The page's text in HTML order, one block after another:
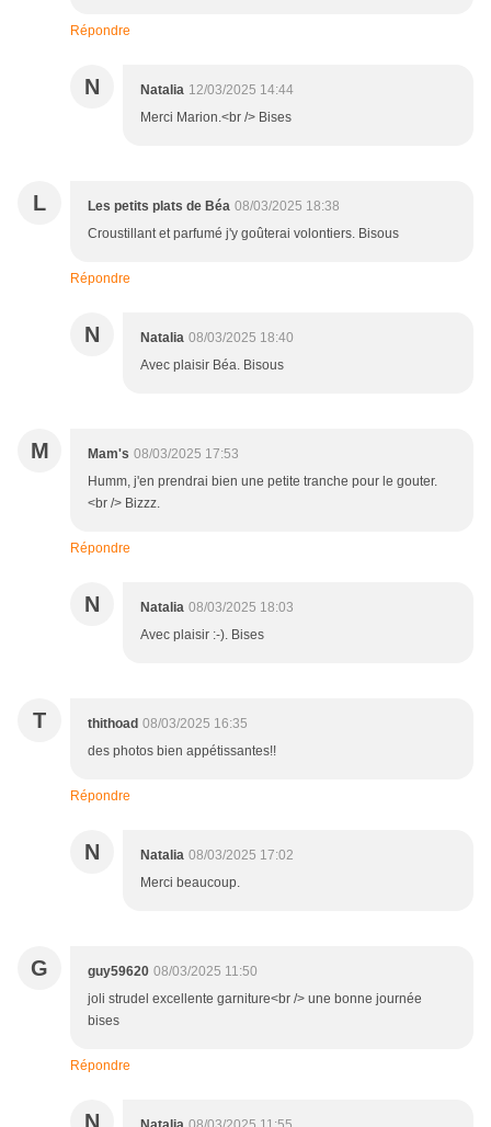
Répondre
N Natalia 12/03/2025 14:44
Merci Marion.<br /> Bises
L Les petits plats de Béa 08/03/2025 18:38
Croustillant et parfumé j'y goûterai volontiers. Bisous
Répondre
N Natalia 08/03/2025 18:40
Avec plaisir Béa. Bisous
M Mam's 08/03/2025 17:53
Humm, j'en prendrai bien une petite tranche pour le gouter.
<br /> Bizzz.
Répondre
N Natalia 08/03/2025 18:03
Avec plaisir :-). Bises
T thithoad 08/03/2025 16:35
des photos bien appétissantes!!
Répondre
N Natalia 08/03/2025 17:02
Merci beaucoup.
G guy59620 08/03/2025 11:50
joli strudel excellente garniture<br /> une bonne journée
bises
Répondre
N